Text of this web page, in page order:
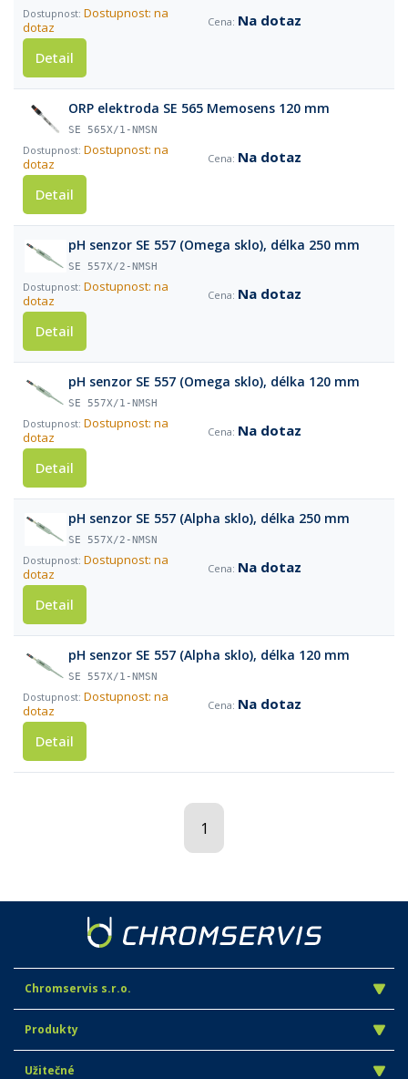
Dostupnost: na
dotaz
Na dotaz
Detail
ORP elektroda SE 565 Memosens 120 mm
SE 565X/1-NMSN
Dostupnost: na
dotaz
Na dotaz
Detail
pH senzor SE 557 (Omega sklo), délka 250 mm
SE 557X/2-NMSH
Dostupnost: na
dotaz
Na dotaz
Detail
pH senzor SE 557 (Omega sklo), délka 120 mm
SE 557X/1-NMSH
Dostupnost: na
dotaz
Na dotaz
Detail
pH senzor SE 557 (Alpha sklo), délka 250 mm
SE 557X/2-NMSN
Dostupnost: na
dotaz
Na dotaz
Detail
pH senzor SE 557 (Alpha sklo), délka 120 mm
SE 557X/1-NMSN
Dostupnost: na
dotaz
Na dotaz
Detail
1
Chromservis s.r.o.
Produkty
Užitečné